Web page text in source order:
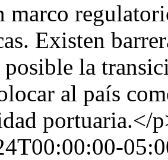
marco
Existen
posible la
al país
portuaria.</